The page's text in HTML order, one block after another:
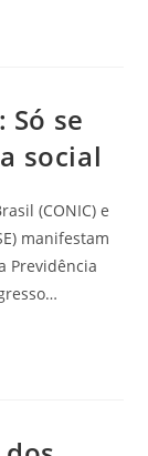
se
social
(CONIC) e
manifestam
Previdência